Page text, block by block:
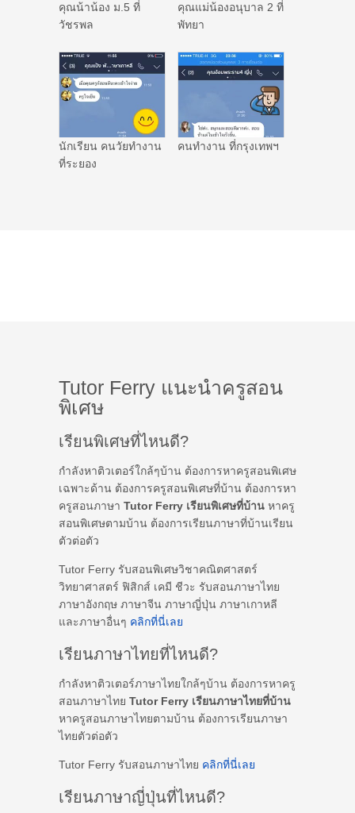
คุณน้าน้อง ม.5 ที่
วัชรพล
คุณแม่น้องอนุบาล 2 ที่
พัทยา
นักเรียน คนวัยทำงาน
ที่ระยอง
คนทำงาน ที่กรุงเทพฯ
Tutor Ferry แนะนำครูสอน
พิเศษ
เรียนพิเศษที่ไหนดี?
กำลังหาติวเตอร์ใกล้ๆบ้าน ต้องการหาครูสอนพิเศษ
เฉพาะด้าน ต้องการครูสอนพิเศษที่บ้าน ต้องการหา
ครูสอนภาษา Tutor Ferry เรียนพิเศษที่บ้าน หาครู
สอนพิเศษตามบ้าน ต้องการเรียนภาษาที่บ้านเรียน
ตัวต่อตัว
Tutor Ferry รับสอนพิเศษวิชาคณิตศาสตร์
วิทยาศาสตร์ ฟิสิกส์ เคมี ชีวะ รับสอนภาษาไทย
ภาษาอังกฤษ ภาษาจีน ภาษาญี่ปุ่น ภาษาเกาหลี
และภาษาอื่นๆ คลิกที่นี่เลย
เรียนภาษาไทยที่ไหนดี?
กำลังหาติวเตอร์ภาษาไทยใกล้ๆบ้าน ต้องการหาครู
สอนภาษาไทย Tutor Ferry เรียนภาษาไทยที่บ้าน
หาครูสอนภาษาไทยตามบ้าน ต้องการเรียนภาษา
ไทยตัวต่อตัว
Tutor Ferry รับสอนภาษาไทย คลิกที่นี่เลย
เรียนภาษาญี่ปุ่นที่ไหนดี?